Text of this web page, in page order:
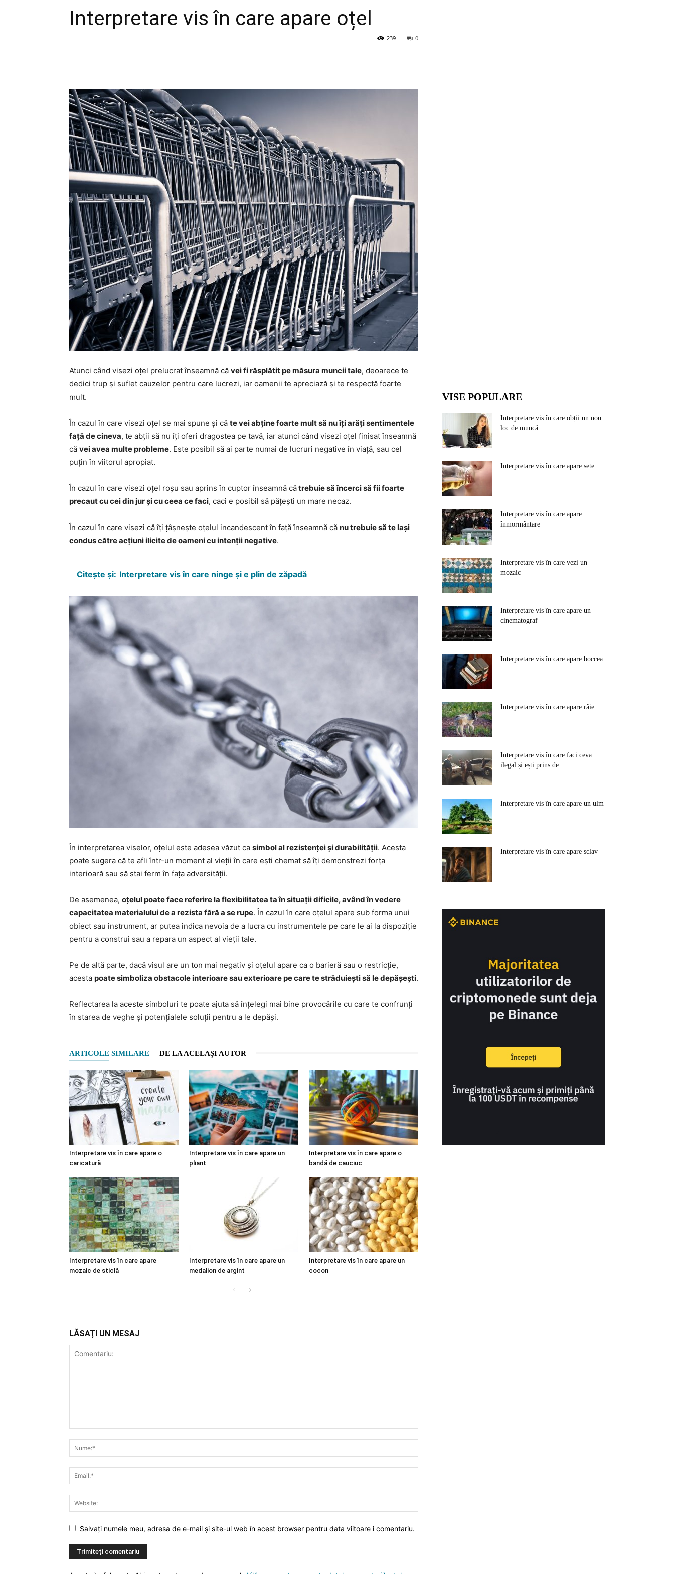
Interpretare vis în care apare oțel
0
239
Atunci când visezi oțel prelucrat înseamnă că vei fi răsplătit pe măsura muncii tale, deoarece te
dedici trup și suflet cauzelor pentru care lucrezi, iar oamenii te apreciază și te respectă foarte
mult.
În cazul în care visezi oțel se mai spune și că te vei abține foarte mult să nu îți arăți sentimentele
față de cineva, te abții să nu îți oferi dragostea pe tavă, iar atunci când visezi oțel finisat înseamnă
că vei avea multe probleme. Este posibil să ai parte numai de lucruri negative în viață, sau cel
puțin în viitorul apropiat.
În cazul în care visezi oțel roșu sau aprins în cuptor înseamnă cătrebuie să încerci să fii foarte
precaut cu cei din jur și cu ceea ce faci, caci e posibil să pățești un mare necaz.
În cazul în care visezi că îți țâșnește oțelul incandescent în față înseamnă că nu trebuie să te lași
condus către acțiuni ilicite de oameni cu intenții negative.
Citește și: Interpretare vis în care ninge și e plin de zăpadă
În interpretarea viselor, oțelul este adesea văzut ca simbol al rezistenței și durabilității. Acesta
poate sugera că te afli într-un moment al vieții în care ești chemat să îți demonstrezi forța
interioară sau să stai ferm în fața adversității.
De asemenea, oțelul poate face referire la flexibilitatea ta în situații dificile, având în vedere
capacitatea materialului de a rezista fără a se rupe. În cazul în care oțelul apare sub forma unui
obiect sau instrument, ar putea indica nevoia de a lucra cu instrumentele pe care le ai la dispoziție
pentru a construi sau a repara un aspect al vieții tale.
Pe de altă parte, dacă visul are un ton mai negativ și oțelul apare ca o barieră sau o restricție,
acesta poate simboliza obstacole interioare sau exterioare pe care te străduiești să le depășești.
Reflectarea la aceste simboluri te poate ajuta să înțelegi mai bine provocările cu care te confrunți
în starea de veghe și potențialele soluții pentru a le depăși.
ARTICOLE SIMILARE DE LA ACELAȘI AUTOR
Interpretare vis în care apare o
caricatură
Interpretare vis în care apare un
pliant
Interpretare vis în care apare o
bandă de cauciuc
Interpretare vis în care apare
mozaic de sticlă
Interpretare vis în care apare un
medalion de argint
Interpretare vis în care apare un
cocon
LĂSAȚI UN MESAJ
Salvați numele meu, adresa de e-mail și site-ul web în acest browser pentru data viitoare i comentariu.
VISE POPULARE
Interpretare vis în care obții un nou
loc de muncă
Interpretare vis în care apare sete
Interpretare vis în care apare
înmormântare
Interpretare vis în care vezi un
mozaic
Interpretare vis în care apare un
cinematograf
Interpretare vis în care apare boccea
Interpretare vis în care apare râie
Interpretare vis în care faci ceva
ilegal și ești prins de...
Interpretare vis în care apare un ulm
Interpretare vis în care apare sclav